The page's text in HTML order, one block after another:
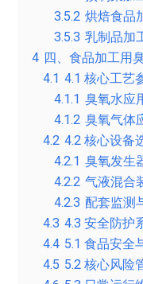
3.5.2 烘焙食品
3.5.3 乳制品加
4 四、食品加工用
4.1 4.1 核心工艺
4.1.1 臭氧水应
4.1.2 臭氧气体
4.2 4.2 核心设备
4.2.1 臭氧发生
4.2.2 气液混合
4.2.3 配套监测
4.3 4.3 安全防护
4.4 5.1 食品安全
4.5 5.2 核心风险